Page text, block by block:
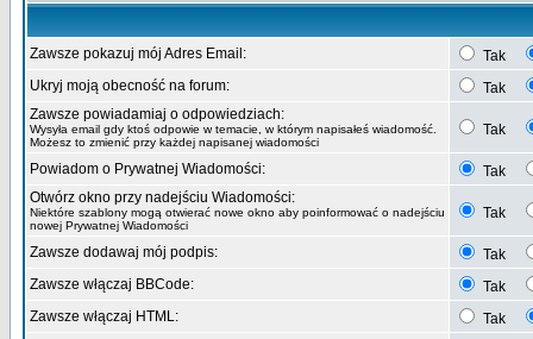
Zawsze pokazuj mój Adres Email:
Tak
Ukryj moją obecność na forum:
Tak
Zawsze powiadamiaj o odpowiedziach:
Wysyła email gdy ktoś odpowie w temacie, w którym napisałeś wiadomość.
Możesz to zmienić przy każdej napisanej wiadomości
Tak
Powiadom o Prywatnej Wiadomości:
Tak
Otwórz okno przy nadejściu Wiadomości:
Niektóre szablony mogą otwierać nowe okno aby poinformować o nadejściu
nowej Prywatnej Wiadomości
Tak
Zawsze dodawaj mój podpis:
Tak
Zawsze włączaj BBCode:
Tak
Zawsze włączaj HTML:
Tak